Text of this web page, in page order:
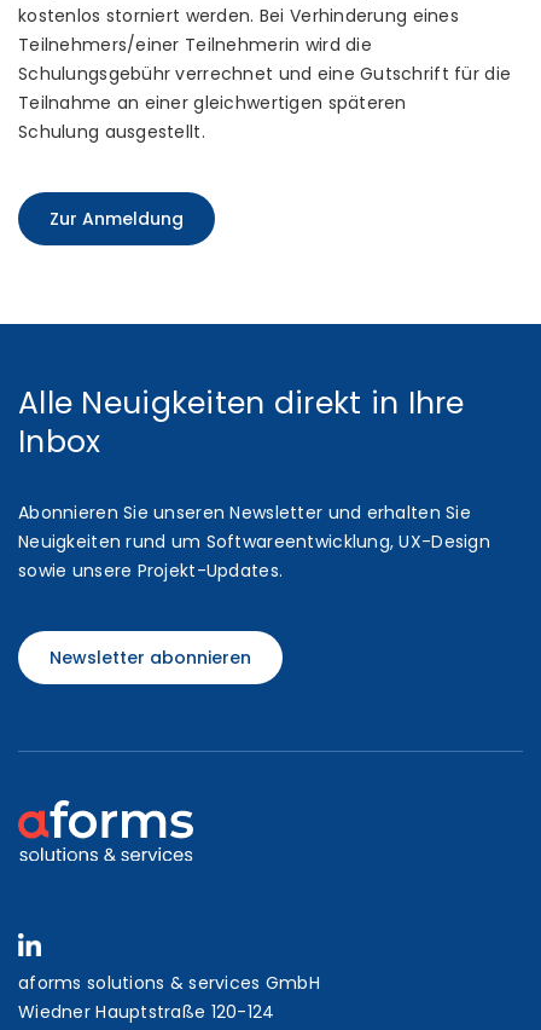
kostenlos storniert werden. Bei Verhinderung eines
Teilnehmers/einer Teilnehmerin wird die
Schulungsgebühr verrechnet und eine Gutschrift für die
Teilnahme an einer gleichwertigen späteren
Schulung ausgestellt.
Zur Anmeldung
Alle Neuigkeiten direkt in Ihre
Inbox
Abonnieren Sie unseren Newsletter und erhalten Sie
Neuigkeiten rund um Softwareentwicklung, UX-Design
sowie unsere Projekt-Updates.
Newsletter abonnieren
aforms solutions & services GmbH
Wiedner Hauptstraße 120-124